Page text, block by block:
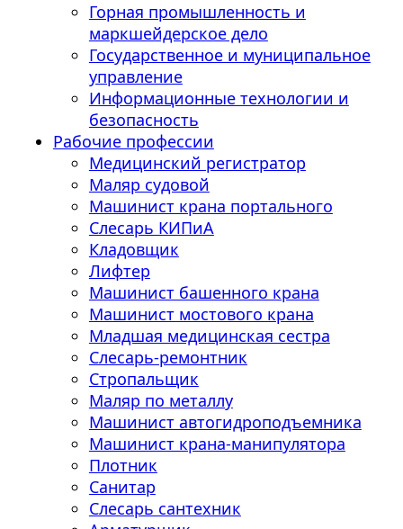
Горная промышленность и
маркшейдерское дело
Государственное и муниципальное
управление
Информационные технологии и
безопасность
Рабочие профессии
Медицинский регистратор
Маляр судовой
Машинист крана портального
Слесарь КИПиА
Кладовщик
Лифтер
Машинист башенного крана
Машинист мостового крана
Младшая медицинская сестра
Слесарь-ремонтник
Стропальщик
Маляр по металлу
Машинист автогидроподъемника
Машинист крана-манипулятора
Плотник
Санитар
Слесарь сантехник